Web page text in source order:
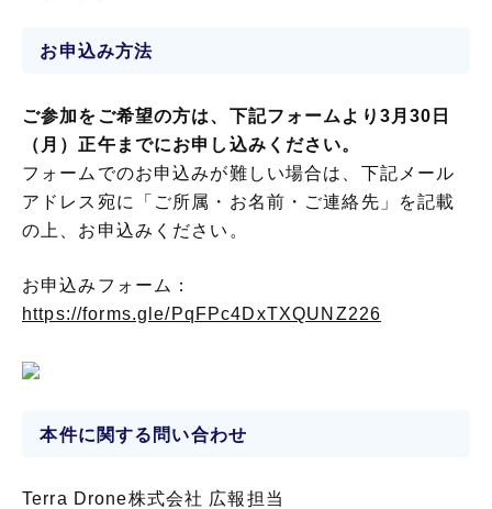
お申込み方法
ご参加をご希望の方は、下記フォームより 3月30日
（月）正午までにお申し込みください。
フォームでのお申込みが難しい場合は、下記メール
アドレス宛に「ご所属・お名前・ご連絡先」を記載
の上、お申込みください。
お申込みフォーム：
https://forms.gle/PqFPc4DxTXQUNZ226
本件に関する問い合わせ
Terra Drone株式会社 広報担当